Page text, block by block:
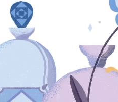
uw vraag, om vervolg te geven
Door te klikken op “Accepteren
voor de verwerking van uw
gedetailleerde informatie geeft
Ook bent u zich ervan bewust dat
gegevens in overeenstemming